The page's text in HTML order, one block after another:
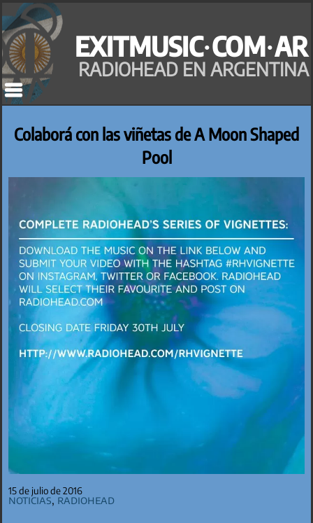
Saltar
al
contenido
EXITMUSIC·COM·AR
RADIOHEAD EN ARGENTINA
Colaborá con las viñetas de A Moon Shaped
Pool
15 de julio de 2016
Noticias, Radiohead